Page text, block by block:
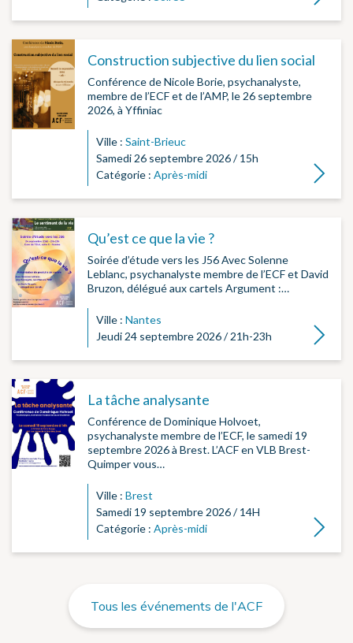
Construction subjective du lien social
Conférence de Nicole Borie, psychanalyste,
membre de l’ECF et de l’AMP, le 26 septembre
2026, à Yffiniac
Ville : Saint-Brieuc
Samedi 26 septembre 2026 / 15h
Catégorie : Après-midi Lire la
Qu’est ce que la vie ?
Soirée d’étude vers les J56 Avec Solenne
Leblanc, psychanalyste membre de l’ECF et David
Bruzon, délégué aux cartels Argument :…
Ville : Nantes
Jeudi 24 septembre 2026 / 21h-23h
Lire la
La tâche analysante
Conférence de Dominique Holvoet,
psychanalyste membre de l’ECF, le samedi 19
septembre 2026 à Brest. L’ACF en VLB Brest-
Quimper vous…
Ville : Brest
Samedi 19 septembre 2026 / 14H
Catégorie : Après-midi Lire la
Tous les événements de l'ACF